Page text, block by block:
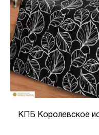
КПБ Королевское